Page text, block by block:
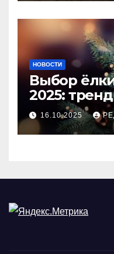
НОВОСТИ
Выбор
2025:
16.10.2025